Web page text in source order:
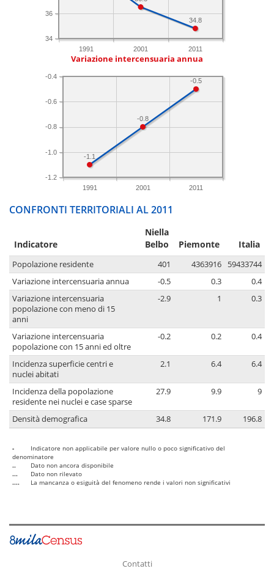
1991 2001 2011
34
36
34.8
Variazione intercensuaria annua
1991 2001 2011
-1.2
-1.0
-0.8
-0.6
-0.4
-0.5
-0.8
-1.1
CONFRONTI TERRITORIALI AL 2011
Indicatore
Niella
Belbo
Piemonte Italia
Popolazione residente 401 4363916
59433744
Variazione intercensuaria annua
-0.5 0.3
0.4
Variazione intercensuaria
popolazione con meno di 15
anni
-2.9 1 0.3
Variazione intercensuaria
popolazione con 15 anni ed oltre
-0.2 0.2 0.4
Incidenza superficie centri e
nuclei abitati
2.1 6.4 6.4
Incidenza della popolazione
residente nei nuclei e case sparse
27.9 9.9 9
Densità demografica 34.8 171.9 196.8
-
Indicatore non applicabile per valore nullo o poco significativo del
denominatore
..
Dato non ancora disponibile
...
Dato non rilevato
....
La mancanza o esiguità del fenomeno rende i valori non significativi
Contatti